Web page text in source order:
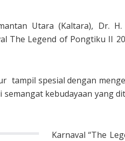
Utara (Kaltara), Dr. H.
The Legend of Pongtiku II
tampil spesial dengan
semangat kebudayaan yang
Karnaval “The